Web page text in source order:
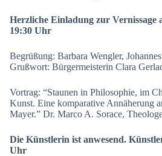
Herzliche Einladung zur Vernissage
19:30 Uhr
Begrüßung: Barbara Wengler,
Grußwort: Bürgermeisterin Clara
Vortrag: “Staunen in Philosophie, im
Kunst. Eine komparative Annäherung
Mayer.” Dr. Marco A. Sorace,
Die Künstlerin ist anwesend.
Uhr